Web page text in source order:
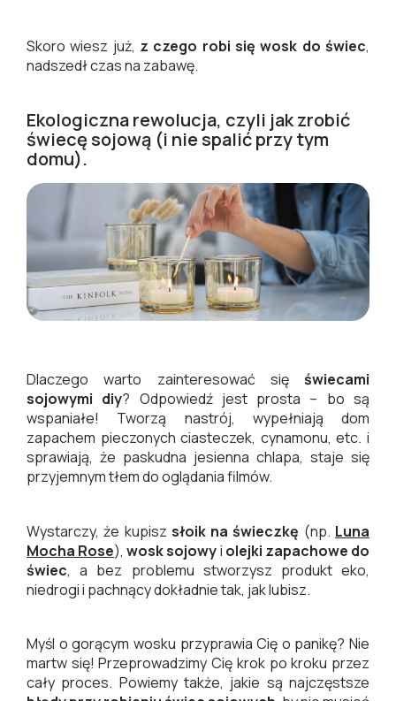
Skoro wiesz już, z czego robi się wosk do świec,
nadszedł czas na zabawę.
Ekologiczna rewolucja, czyli jak zrobić
świecę sojową (i nie spalić przy tym
domu).
Dlaczego warto zainteresować się świecami
sojowymi diy? Odpowiedź jest prosta – bo są
wspaniałe! Tworzą nastrój, wypełniają dom
zapachem pieczonych ciasteczek, cynamonu, etc. i
sprawiają, że paskudna jesienna chlapa, staje się
przyjemnym tłem do oglądania filmów.
Wystarczy, że kupisz słoik na świeczkę (np. Luna
Mocha Rose), wosk sojowyi olejki zapachowe do
świec, a bez problemu stworzysz produkt eko,
niedrogi i pachnący dokładnie tak, jak lubisz.
Myśl o gorącym wosku przyprawia Cię o panikę? Nie
martw się! Przeprowadzimy Cię krok po kroku przez
cały proces. Powiemy także, jakie są najczęstsze